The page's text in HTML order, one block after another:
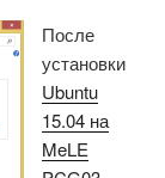
После
установки
Ubuntu
15.04 на
MeLE